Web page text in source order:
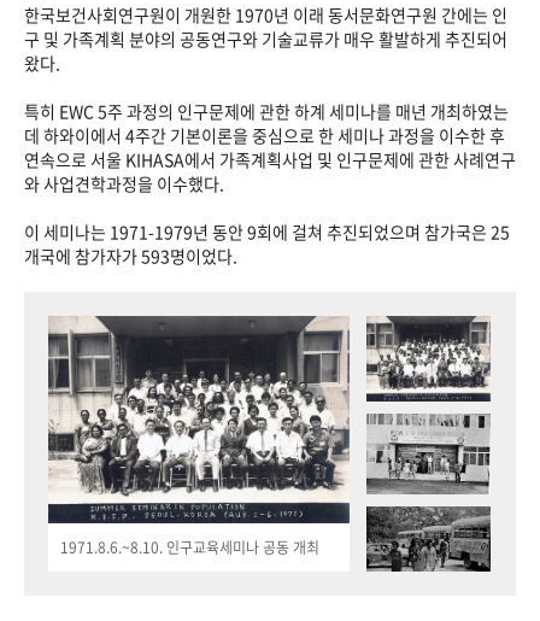
한국보건사회연구원이 개원한 1970년 이래 동서문화연구원 간에는 인
구 및 가족계획 분야의 공동연구와 기술교류가 매우 활발하게 추진되어
왔다.
특히 EWC 5주 과정의 인구문제에 관한 하계 세미나를 매년 개최하였는
데 하와이에서 4주간 기본이론을 중심으로 한 세미나 과정을 이수한 후
연속으로 서울 KIHASA에서 가족계획사업 및 인구문제에 관한 사례연구
와 사업견학과정을 이수했다.
이 세미나는 1971-1979년 동안 9회에 걸쳐 추진되었으며 참가국은 25
개국에 참가자가 593명이었다.
1971.8.6.~8.10. 인구교육세미나 공동 개최